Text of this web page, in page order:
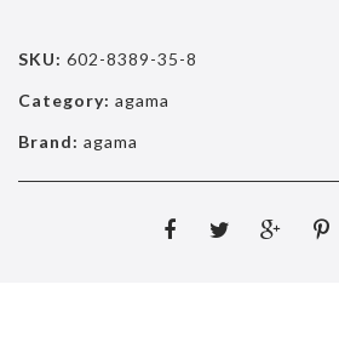
SKU: 602-8389-35-8
Category: agama
Brand: agama